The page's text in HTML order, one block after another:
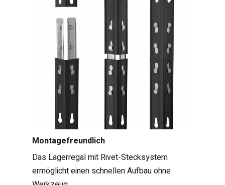
Montagefreundlich
Das Lagerregal mit Rivet-Stecksystem
ermöglicht einen schnellen Aufbau ohne